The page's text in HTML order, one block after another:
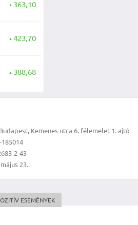
▲ 363,10
▲ 423,70
▲ 388,68
Kemenes utca 6. félemelet 1. ajtó
2-43
23.
ESEMÉNYEK